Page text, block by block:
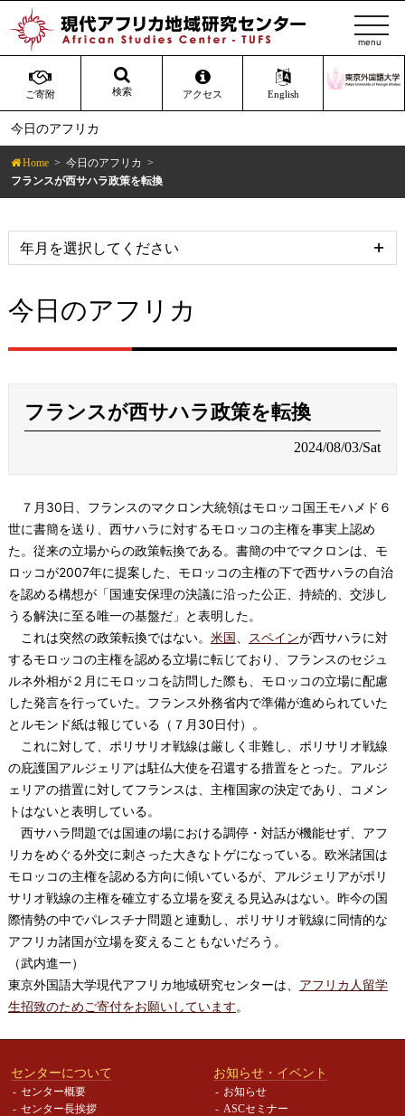
ご寄附 検索 アクセス English
t
o
g
l
v
g
a
n
今日のアフリカ
Home
今日のアフリカ
フランスが西サハラ政策を転換
今日のアフリカ
フランスが西サハラ政策を転換
2024/08/03/Sat
７月30日、フランスのマクロン大統領はモロッコ国王モハメド６
世に書簡を送り、西サハラに対するモロッコの主権を事実上認め
た。従来の立場からの政策転換である。書簡の中でマクロンは、モ
ロッコが2007年に提案した、モロッコの主権の下で西サハラの自治
を認める構想が「国連安保理の決議に沿った公正、持続的、交渉し
うる解決に至る唯一の基盤だ」と表明した。
これは突然の政策転換ではない。 米国 スペインが西サハラに対
するモロッコの主権を認める立場に転じており、フランスのセジュ
ルネ外相が２月にモロッコを訪問した際も、モロッコの立場に配慮
した発言を行っていた。フランス外務省内で準備が進められていた
とルモンド紙は報じている（７月30日付）。
これに対して、ポリサリオ戦線は厳しく非難し、ポリサリオ戦線
の庇護国アルジェリアは駐仏大使を召還する措置をとった。アルジ
ェリアの措置に対してフランスは、主権国家の決定であり、コメン
トはないと表明している。
西サハラ問題では国連の場における調停・対話が機能せず、アフ
リカをめぐる外交に刺さった大きなトゲになっている。欧米諸国は
モロッコの主権を認める方向に傾いているが、アルジェリアがポリ
サリオ戦線の主権を確立する立場を変える見込みはない。昨今の国
際情勢の中でパレスチナ問題と連動し、ポリサリオ戦線に同情的な
アフリカ諸国が立場を変えることもないだろう。
（武内進一）
東京外国語大学現代アフリカ地域研究センターは、 アフリカ人留学
生招致のためご寄付をお願いしています。
センターについて
センター概要
センター長挨拶
お知らせ・イベント
お知らせ
ASCセミナー